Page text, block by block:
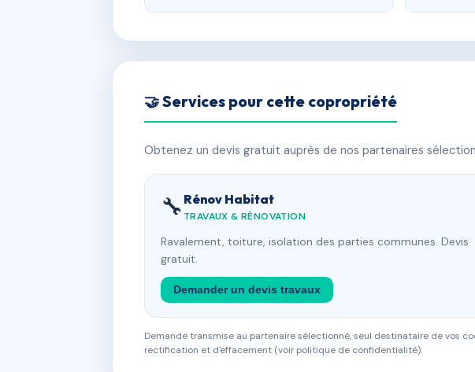
🤝 Services pour cette copropriété
Obtenez un devis gratuit auprès de nos partenaires
🔧 Rénov Habitat
TRAVAUX & RÉNOVATION
Ravalement, toiture, isolation des parties communes. Devis
gratuit.
Demander un devis travaux
Demande transmise au partenaire sélectionné, seul destinataire de vos
rectification et d'effacement (voir politique de confidentialité).